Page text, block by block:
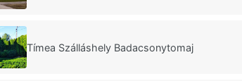
Tímea Szálláshely Badacsonytomaj